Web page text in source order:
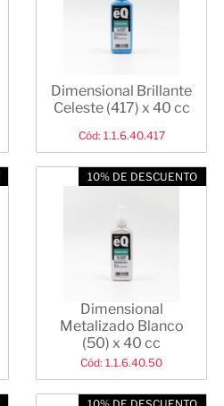
Dimensional Brillante
Celeste (417) x 40 cc
Cód: 1.1.6.40.417
10% DE DESCUENTO
Dimensional
Metalizado Blanco
(50) x 40 cc
Cód: 1.1.6.40.50